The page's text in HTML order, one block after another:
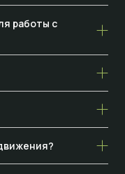
работы с